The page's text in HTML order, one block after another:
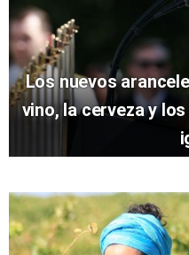
Los nuevos
vino, la cerveza y